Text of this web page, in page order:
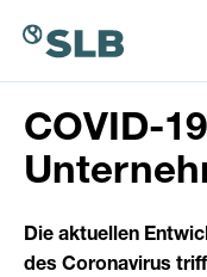
COVID-
Die aktuellen
des Coronavirus